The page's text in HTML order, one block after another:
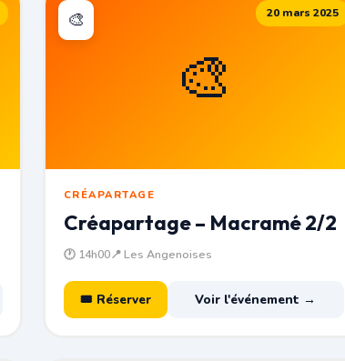
🎨
🎨 20 mars 2025
CRÉAPARTAGE
Créapartage – Macramé 2/2
🕐 14h00📍 Les Angenoises
🎟 Réserver Voir l'événement →